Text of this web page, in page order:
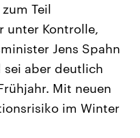
Aktuelle Beiträge,
Hintergründe
Wirtschaftlich und
gehören die Vereinigten
den mächtigsten Ländern
mit großem Einfluss auf
aktuelle Weltgeschehen.
Teil
unter Kontrolle,
Jens Spahn
sei aber deutlich
Mit neuen
im Winter